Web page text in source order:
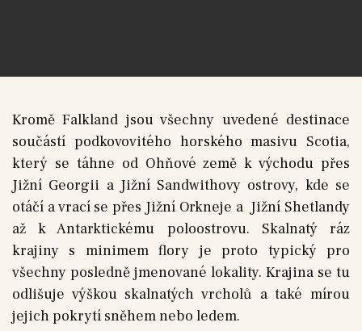
Kromě Falkland jsou všechny uvedené destinace
součástí podkovovitého horského masivu Scotia,
který se táhne od Ohňové země k východu přes
Jižní Georgii a Jižní Sandwithovy ostrovy, kde se
otáčí a vrací se přes Jižní Orkneje a Jižní Shetlandy
až k Antarktickému poloostrovu. Skalnatý ráz
krajiny s minimem flory je proto typický pro
všechny posledně jmenované lokality. Krajina se tu
odlišuje výškou skalnatých vrcholů a také mírou
jejich pokrytí sněhem nebo ledem.